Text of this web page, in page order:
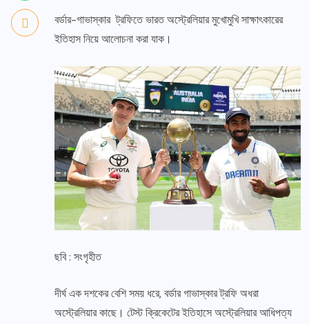
বর্ডার-গাভাস্কার ট্রফিতে ভারত অস্ট্রেলিয়ার মুখোমুখি সাক্ষাৎকারের
ইতিহাস নিয়ে আলোচনা করা যাক।
ছবি : সংগৃহীত
দীর্ঘ এক দশকের বেশি সময় ধরে, বর্ডার গাভাস্কার ট্রফি অধরা
অস্ট্রেলিয়ার কাছে। টেস্ট ক্রিকেটের ইতিহাসে অস্ট্রেলিয়ার আধিপত্য